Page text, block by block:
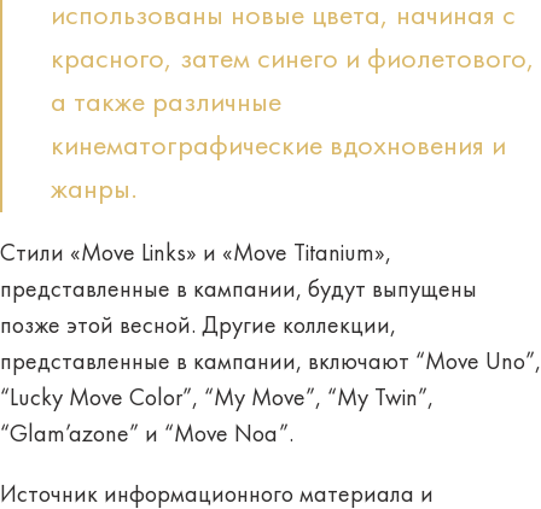
использованы новые цвета, начиная с
красного, затем синего и фиолетового,
а также различные
кинематографические вдохновения и
жанры.
Стили «Move Links» и «Move Titanium»,
представленные в кампании, будут выпущены
позже этой весной. Другие коллекции,
представленные в кампании, включают “Move Uno”,
“Lucky Move Color”, “My Move”, “My Twin”,
“Glam’azone” и “Move Noa”.
Источник информационного материала и